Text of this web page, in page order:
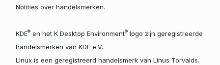
Notities over handelsmerken.
KDE®en het K Desktop Environment®logo zijn geregistreerde
handelsmerken van KDE e.V..
Linux is een geregistreerd handelsmerk van Linus Torvalds.